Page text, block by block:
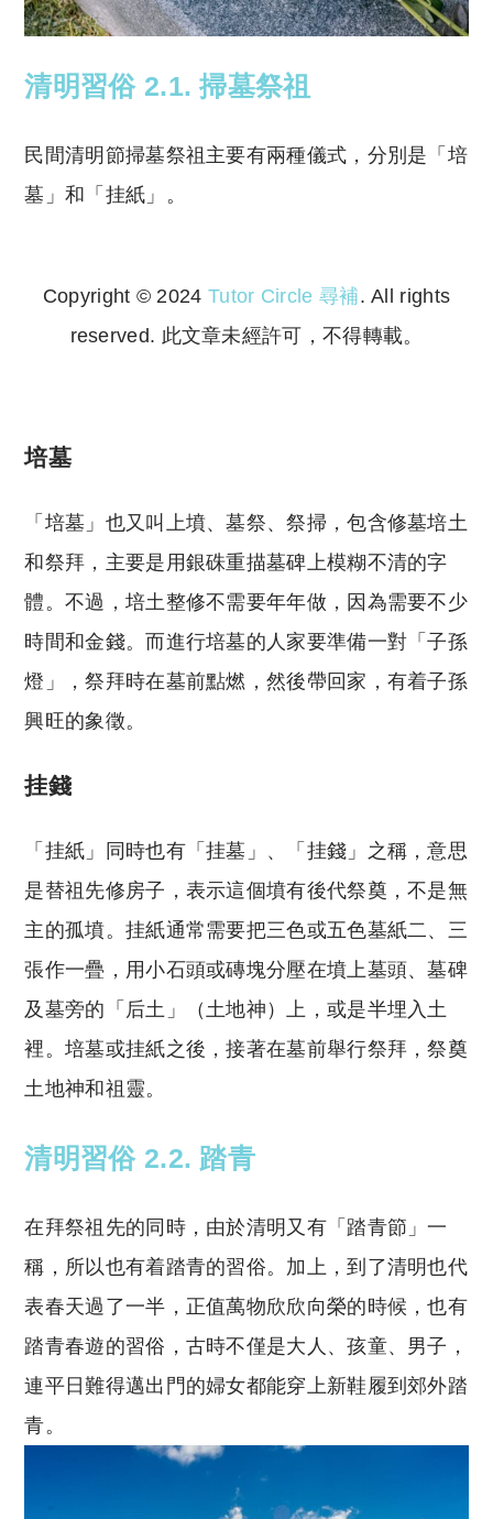
清明習俗 2.1. 掃墓祭祖
民間清明節掃墓祭祖主要有兩種儀式，分別是「培
墓」和「挂紙」。
Copyright © 2024 Tutor Circle 尋補. All rights
reserved. 此文章未經許可，不得轉載。
培墓
「培墓」也又叫上墳、墓祭、祭掃，包含修墓培土
和祭拜，主要是用銀硃重描墓碑上模糊不清的字
體。不過，培土整修不需要年年做，因為需要不少
時間和金錢。而進行培墓的人家要準備一對「子孫
燈」，祭拜時在墓前點燃，然後帶回家，有着子孫
興旺的象徵。
挂錢
「挂紙」同時也有「挂墓」、「挂錢」之稱，意思
是替祖先修房子，表示這個墳有後代祭奠，不是無
主的孤墳。挂紙通常需要把三色或五色墓紙二、三
張作一疊，用小石頭或磚塊分壓在墳上墓頭、墓碑
及墓旁的「后土」（土地神）上，或是半埋入土
裡。培墓或挂紙之後，接著在墓前舉行祭拜，祭奠
土地神和祖靈。
清明習俗 2.2. 踏青
在拜祭祖先的同時，由於清明又有「踏青節」一
稱，所以也有着踏青的習俗。加上，到了清明也代
表春天過了一半，正值萬物欣欣向榮的時候，也有
踏青春遊的習俗，古時不僅是大人、孩童、男子，
連平日難得邁出門的婦女都能穿上新鞋履到郊外踏
青。